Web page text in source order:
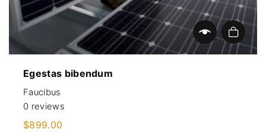
Egestas bibendum
Faucibus
0 reviews
$899.00